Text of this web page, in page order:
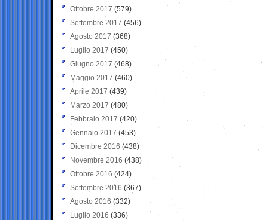
Ottobre 2017 (579)
Settembre 2017 (456)
Agosto 2017 (368)
Luglio 2017 (450)
Giugno 2017 (468)
Maggio 2017 (460)
Aprile 2017 (439)
Marzo 2017 (480)
Febbraio 2017 (420)
Gennaio 2017 (453)
Dicembre 2016 (438)
Novembre 2016 (438)
Ottobre 2016 (424)
Settembre 2016 (367)
Agosto 2016 (332)
Luglio 2016 (336)